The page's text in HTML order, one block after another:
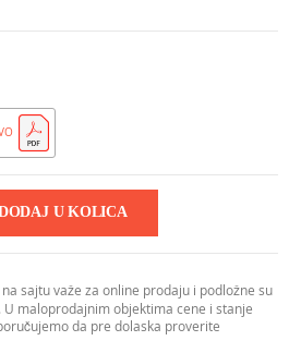
U KOLICA
sajtu važe za online prodaju i podložne su
maloprodajnim objektima cene i stanje
da pre dolaska proverite